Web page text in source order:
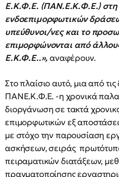
Ε.Κ.Φ.Ε. (ΠΑΝ.Ε.Κ.Φ.Ε.) στη
ενδοεπιμορφωτικών
υπεύθυνοι/νες και το
επιμορφώνονται από
Ε.Κ.Φ.Ε..»,αναφέρουν.
Στο πλαίσιο αυτό, μια από
ΠΑΝΕ.Κ.Φ.Ε. -η χρονικά
διοργάνωση σε τακτά
επιμορφωτικών εξ
με στόχο την παρουσίαση
ασκήσεων, σειράς
πειραματικών διατάξεων,
πραγματοποίησης